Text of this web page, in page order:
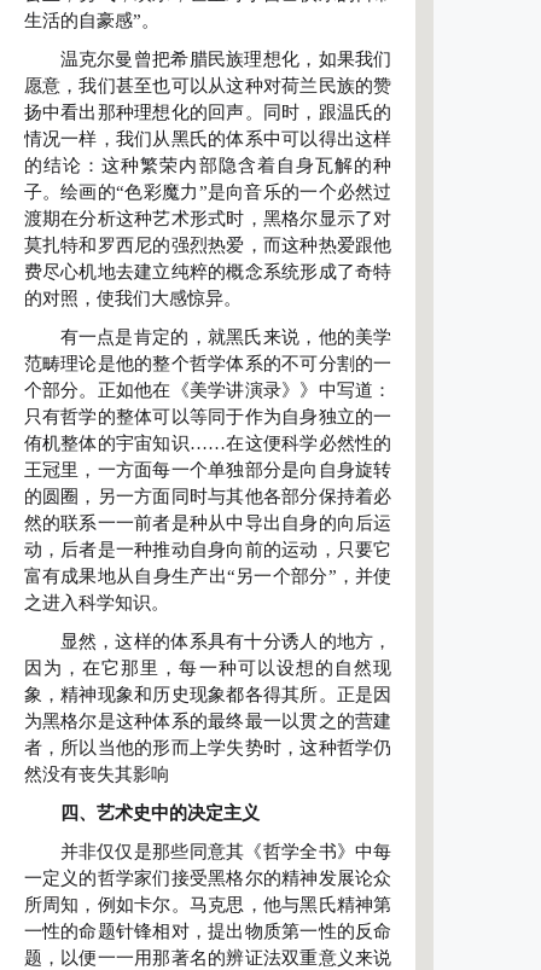
生活的自豪感”。
温克尔曼曾把希腊民族理想化，如果我们
愿意，我们甚至也可以从这种对荷兰民族的赞
扬中看出那种理想化的回声。同时，跟温氏的
情况一样，我们从黑氏的体系中可以得出这样
的结论：这种繁荣内部隐含着自身瓦解的种
子。绘画的“色彩魔力”是向音乐的一个必然过
渡期在分析这种艺术形式时，黑格尔显示了对
莫扎特和罗西尼的强烈热爱，而这种热爱跟他
费尽心机地去建立纯粹的概念系统形成了奇特
的对照，使我们大感惊异。
有一点是肯定的，就黑氏来说，他的美学
范畴理论是他的整个哲学体系的不可分割的一
个部分。正如他在《美学讲演录》》中写道：
只有哲学的整体可以等同于作为自身独立的一
侑机整体的宇宙知识……在这便科学必然性的
王冠里，一方面每一个单独部分是向自身旋转
的圆圈，另一方面同时与其他各部分保持着必
然的联系一一前者是种从中导出自身的向后运
动，后者是一种推动自身向前的运动，只要它
富有成果地从自身生产出“另一个部分”，并使
之进入科学知识。
显然，这样的体系具有十分诱人的地方，
因为，在它那里，每一种可以设想的自然现
象，精神现象和历史现象都各得其所。正是因
为黑格尔是这种体系的最终最一以贯之的营建
者，所以当他的形而上学失势时，这种哲学仍
然没有丧失其影响
四、艺术史中的决定主义
并非仅仅是那些同意其《哲学全书》中每
一定义的哲学家们接受黑格尔的精神发展论众
所周知，例如卡尔。马克思，他与黑氏精神第
一性的命题针锋相对，提出物质第一性的反命
题，以便一一用那著名的辨证法双重意义来说